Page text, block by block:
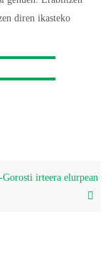
diren ikasteko
Gorosti irteera elurpean